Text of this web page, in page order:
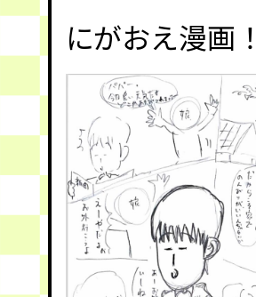
にがおえ漫画！